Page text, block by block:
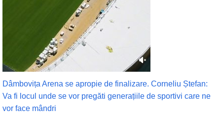
Dâmbovița Arena se apropie de finalizare. Corneliu Ștefan:
Va fi locul unde se vor pregăti generațiile de sportivi care ne
vor face mândri